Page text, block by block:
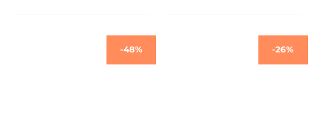
-48%
Prețul
-26%
Prețul